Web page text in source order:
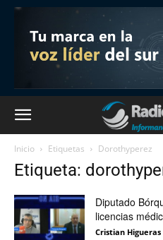
Inicio Etiquetas Dorothyperez
Etiqueta:
Diputado
licencias
Cristian Higueras